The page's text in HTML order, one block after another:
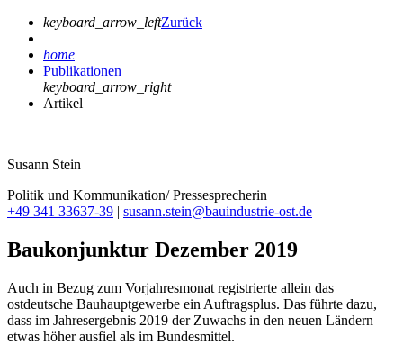
keyboard_arrow_leftZurück
home
Publikationen
keyboard_arrow_right
Artikel
Susann Stein
Politik und Kommunikation/ Pressesprecherin
+49 341 33637-39 | susann.stein@bauindustrie-ost.de
Baukonjunktur Dezember 2019
Auch in Bezug zum Vorjahresmonat registrierte allein das
ostdeutsche Bauhauptgewerbe ein Auftragsplus. Das führte dazu,
dass im Jahresergebnis 2019 der Zuwachs in den neuen Ländern
etwas höher ausfiel als im Bundesmittel.